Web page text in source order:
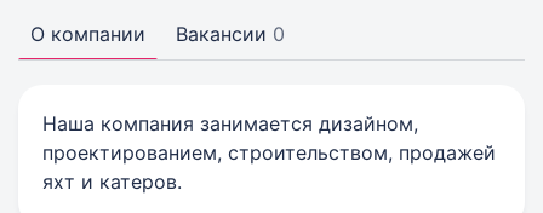
О компании Вакансии 0
Наша компания занимается дизайном,
проектированием, строительством, продажей
яхт и катеров.